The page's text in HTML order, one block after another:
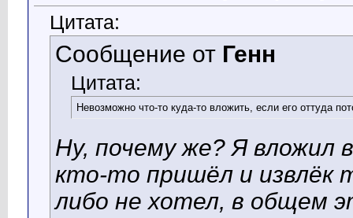
Цитата:
Сообщение от Генн
Цитата:
Невозможно что-то куда-то вложить, если его оттуда
Ну, почему же? Я вложил
кто-то пришёл и извлёк
либо не хотел, в общем